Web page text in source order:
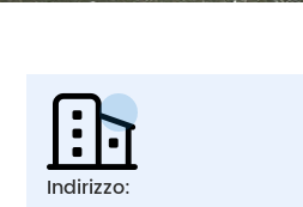

Indirizzo: